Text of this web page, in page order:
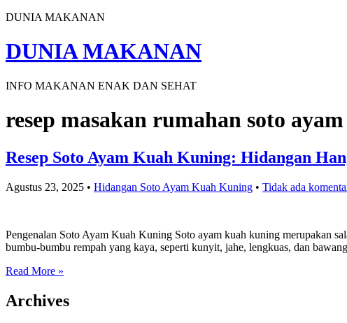
DUNIA MAKANAN
DUNIA MAKANAN
INFO MAKANAN ENAK DAN SEHAT
resep masakan rumahan soto ayam
Resep Soto Ayam Kuah Kuning: Hidangan
Agustus 23, 2025 • Hidangan Soto Ayam Kuah Kuning • Tidak ada
Pengenalan Soto Ayam Kuah Kuning Soto ayam kuah kuning merupakan
bumbu-bumbu rempah yang kaya, seperti kunyit, jahe, lengkuas, dan
Read More »
Archives